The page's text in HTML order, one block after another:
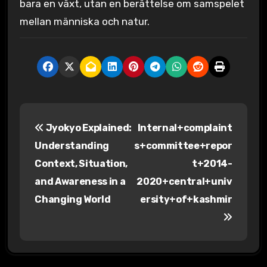
bara en växt, utan en berättelse om samspelet
mellan människa och natur.
Jyokyo Explained:
Understanding
Context, Situation,
and Awareness in a
Changing World
Internal+complaint
s+committee+repor
t+2014-
2020+central+univ
ersity+of+kashmir